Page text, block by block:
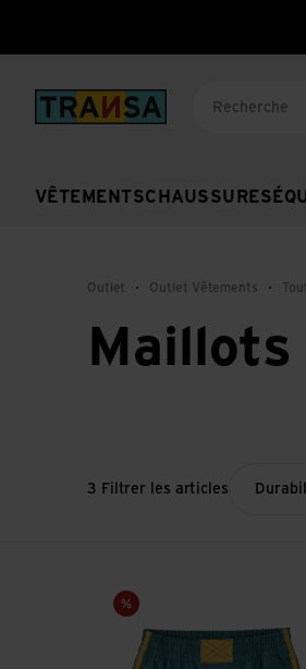
Back to home
VÊTEMENTSCHAUSSURES
Outlet Outlet Vêtements
Maillots
3 Filtrer les articles
Vente
Voir Baby Boardshorts